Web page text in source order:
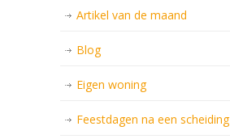
Artikel van de maand
Blog
Eigen woning
Feestdagen na een scheiding